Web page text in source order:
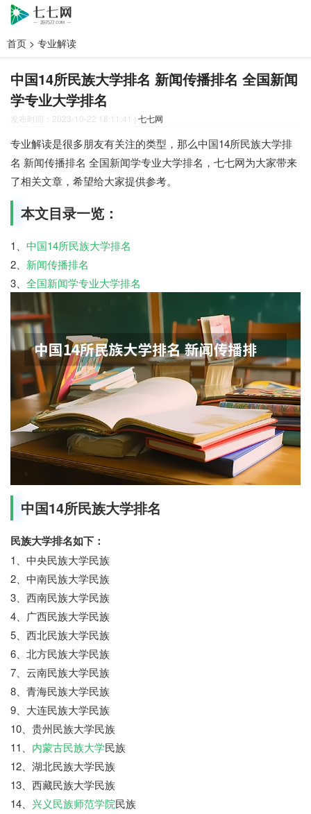
首页 > 专业解读
中国14所民族大学排名 新闻传播排名 全国新闻
学专业大学排名
发布时间：2023-10-22 18:11:41 | 七七网
专业解读是很多朋友有关注的类型，那么中国14所民族大学排
名 新闻传播排名 全国新闻学专业大学排名，七七网为大家带来
了相关文章，希望给大家提供参考。
本文目录一览：
1、 中国14所民族大学排名
2、 新闻传播排名
3、 全国新闻学专业大学排名
中国14所民族大学排名
民族大学排名如下：
1、中央民族大学民族
2、中南民族大学民族
3、西南民族大学民族
4、广西民族大学民族
5、西北民族大学民族
6、北方民族大学民族
7、云南民族大学民族
8、青海民族大学民族
9、大连民族大学民族
10、贵州民族大学民族
11、 内蒙古民族大学民族
12、湖北民族大学民族
13、西藏民族大学民族
14、 兴义民族师范学院民族